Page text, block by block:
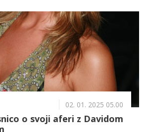
02. 01. 2025 05.00
o svoji aferi z Davidom